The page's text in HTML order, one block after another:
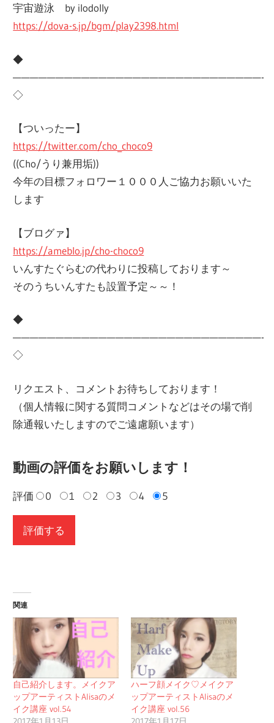
宇宙遊泳 by ilodolly
https://dova-s.jp/bgm/play2398.html
◆
—————————————————————————————-
◇
【ついったー】
https://twitter.com/cho_choco9
((Cho/うり兼用垢))
今年の目標フォロワー１０００人ご協力お願いいた
します
【ブログァ】
https://ameblo.jp/cho-choco9
いんすたぐらむの代わりに投稿しております～
そのうちいんすたも設置予定～～！
◆
—————————————————————————————-
◇
リクエスト、コメントお待ちしております！
（個人情報に関する質問コメントなどはその場で削
除通報いたしますのでご遠慮願います）
動画の評価をお願いします！
評価 0 1 2 3 4 5
関連
自己紹介します。メイクア
ップアーティストAlisaのメ
イク講座 vol.54
ハーフ顔メイク♡メイクア
ップアーティストAlisaのメ
イク講座 vol.56